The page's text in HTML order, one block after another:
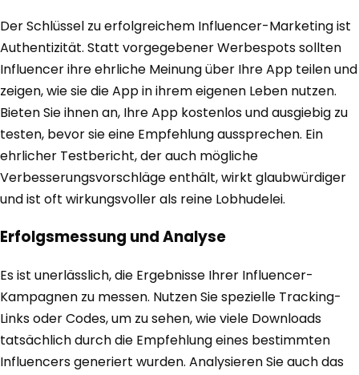
Der Schlüssel zu erfolgreichem Influencer-Marketing ist
Authentizität. Statt vorgegebener Werbespots sollten
Influencer ihre ehrliche Meinung über Ihre App teilen und
zeigen, wie sie die App in ihrem eigenen Leben nutzen.
Bieten Sie ihnen an, Ihre App kostenlos und ausgiebig zu
testen, bevor sie eine Empfehlung aussprechen. Ein
ehrlicher Testbericht, der auch mögliche
Verbesserungsvorschläge enthält, wirkt glaubwürdiger
und ist oft wirkungsvoller als reine Lobhudelei.
Erfolgsmessung und Analyse
Es ist unerlässlich, die Ergebnisse Ihrer Influencer-
Kampagnen zu messen. Nutzen Sie spezielle Tracking-
Links oder Codes, um zu sehen, wie viele Downloads
tatsächlich durch die Empfehlung eines bestimmten
Influencers generiert wurden. Analysieren Sie auch das